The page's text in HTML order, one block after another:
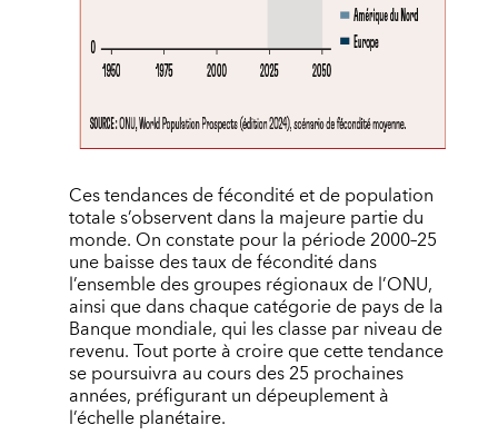
Ces tendances de fécondité et de population
totale s’observent dans la majeure partie du
monde. On constate pour la période 2000–25
une baisse des taux de fécondité dans
l’ensemble des groupes régionaux de l’ONU,
ainsi que dans chaque catégorie de pays de la
Banque mondiale, qui les classe par niveau de
revenu. Tout porte à croire que cette tendance
se poursuivra au cours des 25 prochaines
années, préfigurant un dépeuplement à
l’échelle planétaire.